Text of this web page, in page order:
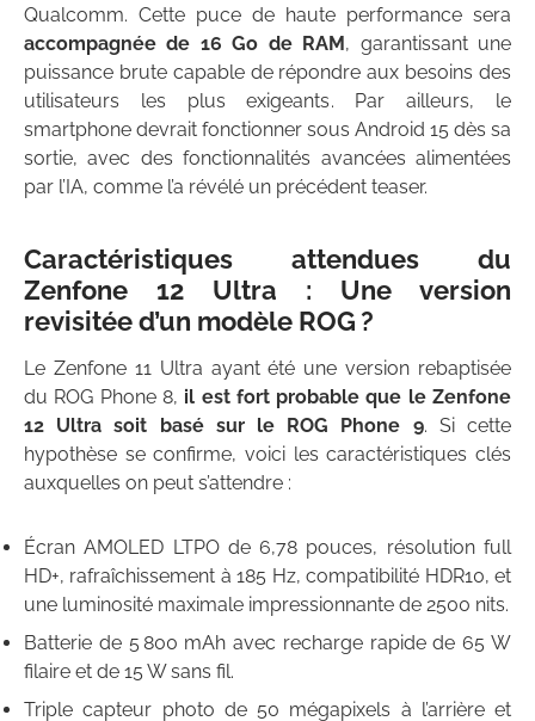
Qualcomm. Cette puce de haute performance sera
accompagnée de 16 Go de RAM, garantissant une
puissance brute capable de répondre aux besoins des
utilisateurs les plus exigeants. Par ailleurs, le
smartphone devrait fonctionner sous Android 15 dès sa
sortie, avec des fonctionnalités avancées alimentées
par l’IA, comme l’a révélé un précédent teaser.
Caractéristiques attendues du
Zenfone 12 Ultra : Une version
revisitée d’un modèle ROG ?
Le Zenfone 11 Ultra ayant été une version rebaptisée
du ROG Phone 8, il est fort probable que le Zenfone
12 Ultra soit basé sur le ROG Phone 9. Si cette
hypothèse se confirme, voici les caractéristiques clés
auxquelles on peut s’attendre :
Écran AMOLED LTPO de 6,78 pouces, résolution full
HD+, rafraîchissement à 185 Hz, compatibilité HDR10, et
une luminosité maximale impressionnante de 2500 nits.
Batterie de 5 800 mAh avec recharge rapide de 65 W
filaire et de 15 W sans fil.
Triple capteur photo de 50 mégapixels à l’arrière et